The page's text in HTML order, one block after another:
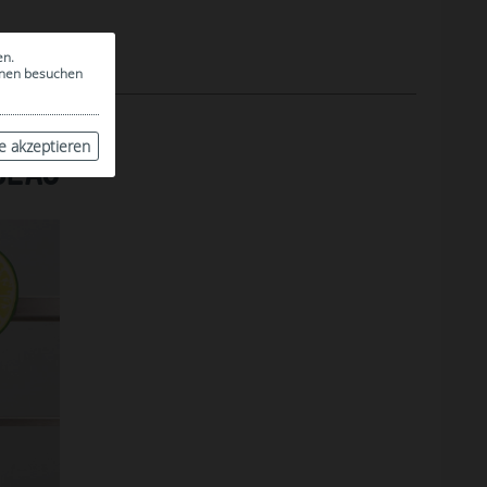
besuchen
akzeptieren